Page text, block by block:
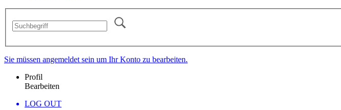
Sie müssen angemeldet sein um Ihr Konto zu bearbeiten.
Profil
Bearbeiten
LOG OUT